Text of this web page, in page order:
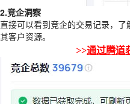
2.竞企洞察
直接可以看到竞企的交易记录，
其客户资源。
>>通过腾道